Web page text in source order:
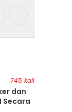
745 kali
dan
Secara